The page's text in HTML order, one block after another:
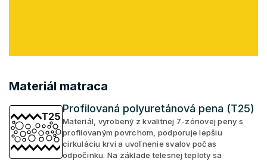
Materiál matraca
Profilovaná polyuretánová pena (T25)
Materiál, vyrobený z kvalitnej 7-zónovej peny s
profilovaným povrchom, podporuje lepšiu
cirkuláciu krvi a uvoľnenie svalov počas
odpočinku. Na základe telesnej teploty sa